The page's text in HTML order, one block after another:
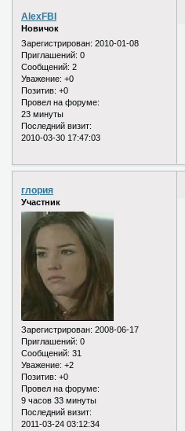
AlexFBI
Новичок
Зарегистрирован: 2010-01-08
Приглашений: 0
Сообщений: 2
Уважение: +0
Позитив: +0
Провел на форуме:
23 минуты
Последний визит:
2010-03-30 17:47:03
глория
Участник
Зарегистрирован: 2008-06-17
Приглашений: 0
Сообщений: 31
Уважение: +2
Позитив: +0
Провел на форуме:
9 часов 33 минуты
Последний визит:
2011-03-24 03:12:34